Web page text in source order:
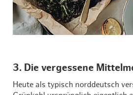
3. Die vergessene
Heute als typisch norddeutsch